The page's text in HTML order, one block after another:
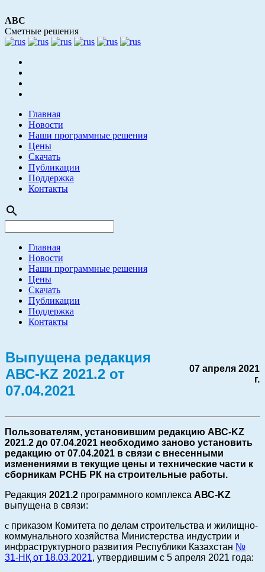
АВС
Сметные решения
Главная
Новости
Наши программные решения
Цены
Скачать
Публикации
Поддержка
Контакты
search
Главная
Новости
Наши программные решения
Цены
Скачать
Публикации
Поддержка
Контакты
Выпущена редакция
АВС-KZ 2021.2 от
07.04.2021
07 апреля 2021
г.
Пользователям, установившим редакцию АВС-KZ
2021.2 до 07.04.2021 необходимо заново установить
редакцию от 07.04.2021 в связи с внесенными
изменениями в текущие цены и технические части к
сборникам РСНБ РК на строительные работы.
Редакция 2021.2 программного комплекса АВС-KZ
выпущена в связи:
с приказом Комитета по делам строительства и жилищно-
коммунального хозяйства Министерства индустрии и
инфраструктурного развития Республики Казахстан №
31-НҚ от 18.03.2021, утвердившим с 5 апреля 2021 года: